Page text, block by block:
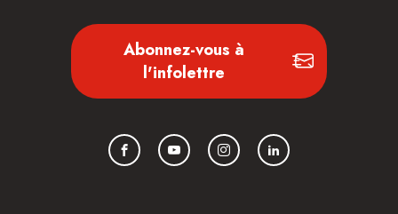
Abonnez-vous à
l'infolettre
FacebookYouTubeInstagramLinkedIn